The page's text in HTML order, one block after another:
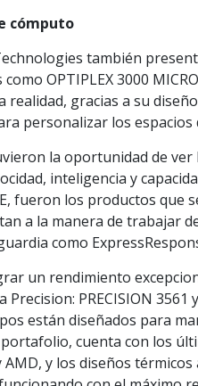
cómputo
también
OPTIPLEX 3000
realidad, gracias a su
personalizar los espacios
la oportunidad de
inteligencia y
fueron los productos que
a la manera de trabajar
como
un rendimiento
PRECISION
están diseñados para
cuenta con los
y los diseños